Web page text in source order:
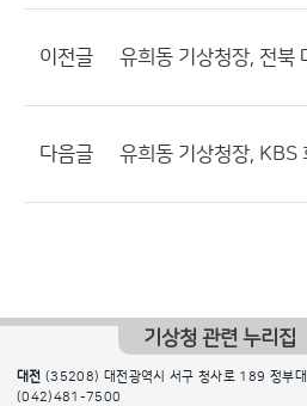
이전글 유희동 기상청장, 전북
다음글
기상청 관련 누리집
대전 (35208) 대전광역시 서구 청사로 189 정부
(042)481-7500